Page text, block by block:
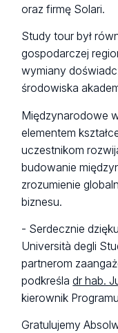
oraz firmę Solari.
Study tour był
gospodarczej
wymiany
środowiska
Międzynarodowe
elementem
uczestnikom
budowanie
zrozumienie
biznesu.
- Serdecznie
Università degli
partnerom
podkreśladr hab.
kierownik
Gratulujemy